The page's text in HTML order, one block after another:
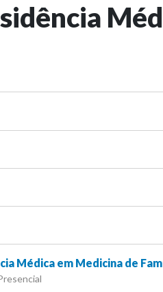
Médica em Medicina de